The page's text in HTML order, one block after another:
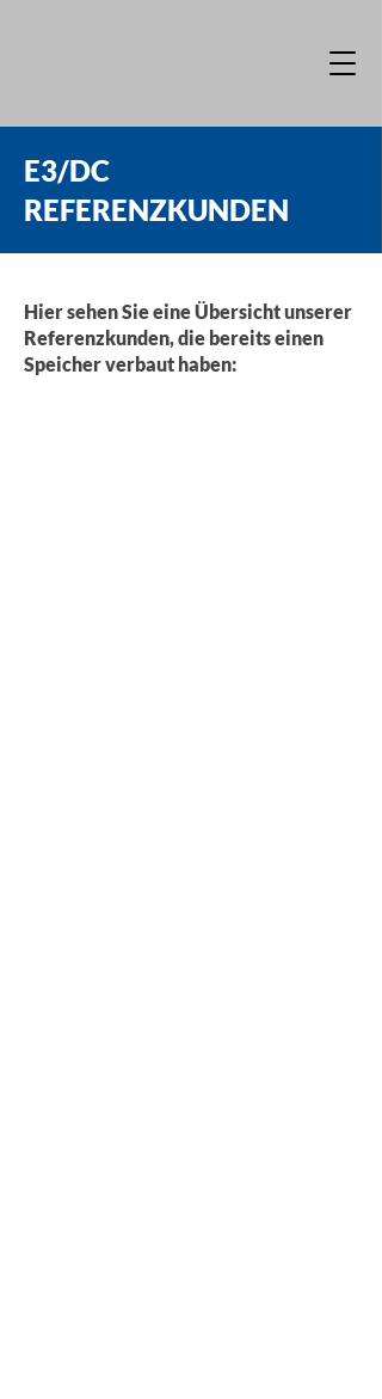
E3/DC
REFERENZKUNDEN
Hier sehen Sie eine Übersicht unserer
Referenzkunden, die bereits einen
Speicher verbaut haben: